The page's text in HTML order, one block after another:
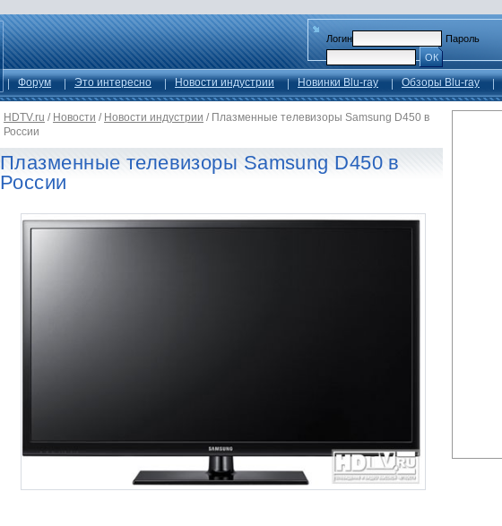
Логин
Пароль
ОК
Форум Это интересно Новости индустрии Новинки Blu-ray Обзоры Blu-ray
HDTV.ru / Новости / Новости индустрии / Плазменные телевизоры Samsung D450 в
России
Плазменные телевизоры Samsung D450 в
России